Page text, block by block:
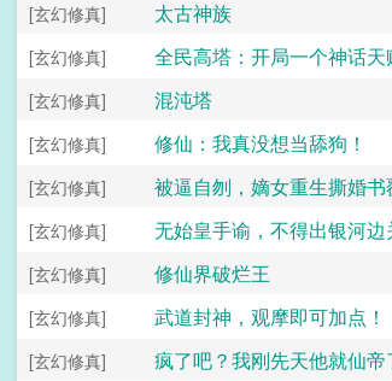
[玄幻修真]
太古神族
[玄幻修真]
全民高塔：开局一个神话天
[玄幻修真]
混沌塔
[玄幻修真]
修仙：我真没想当舔狗！
[玄幻修真]
被逼自刎，嫡女重生撕婚书
[玄幻修真]
无始皇手谕，不得出银河边
[玄幻修真]
修仙界破烂王
[玄幻修真]
武道封神，观摩即可加点！
[玄幻修真]
疯了吧？我刚先天他就仙帝